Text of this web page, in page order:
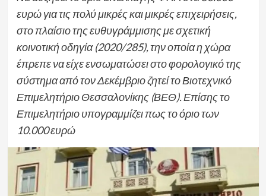
ευρώ για τις πολύ μικρές και μικρές επιχειρήσεις,
στο πλαίσιο της ευθυγράμμισης με σχετική
κοινοτική οδηγία (2020/285), την οποία η χώρα
έπρεπε να είχε ενσωματώσει στο φορολογικό της
σύστημα από τον Δεκέμβριο ζητεί το Βιοτεχνικό
Επιμελητήριο Θεσσαλονίκης (ΒΕΘ). Επίσης το
Επιμελητήριο υπογραμμίζει πως το όριο των
10.000 ευρώ